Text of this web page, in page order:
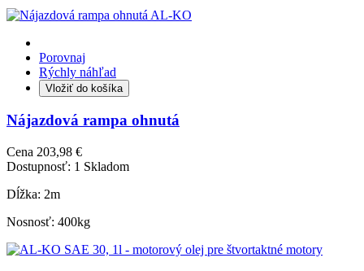
Porovnaj
Rýchly náhľad
Vložiť do košíka
Nájazdová rampa ohnutá
Cena 203,98 €
Dostupnosť: 1 Skladom
Dĺžka: 2m
Nosnosť: 400kg